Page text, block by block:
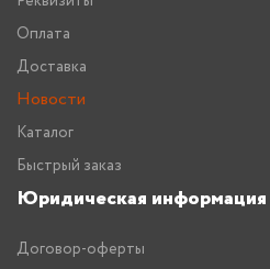
Оплата
Доставка
Новости
Каталог
Быстрый заказ
Юридическая информация
Договор-оферты